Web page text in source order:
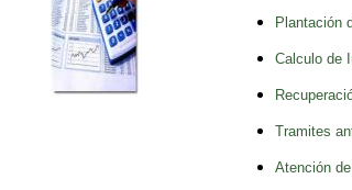
Plantación
Calculo de
Tramites
Atención